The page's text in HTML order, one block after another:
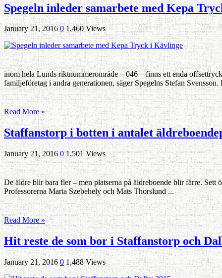
Spegeln inleder samarbete med Kepa
January 21, 2016 0 1,460 Views
inom hela Lunds riktnummerområde – 046 – finns ett enda
familjeföretag i andra generationen, säger Spegelns Stefan Svensson.
Read More »
Staffanstorp i botten i antalet
January 21, 2016 0 1,501 Views
De äldre blir bara fler – men platserna på äldreboende blir färre.
Professorerna Marta Szebehely och Mats Thorslund ...
Read More »
Hit reste de som bor i Staffanstorp och
January 21, 2016 0 1,488 Views